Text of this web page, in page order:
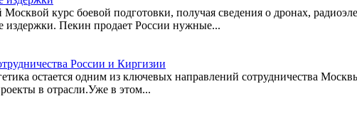
курс боевой подготовки, получая сведения о дронах,
издержки. Пекин продает России нужные...
России и Киргизии
остается одним из ключевых направлений сотрудничества
в отрасли.Уже в этом...